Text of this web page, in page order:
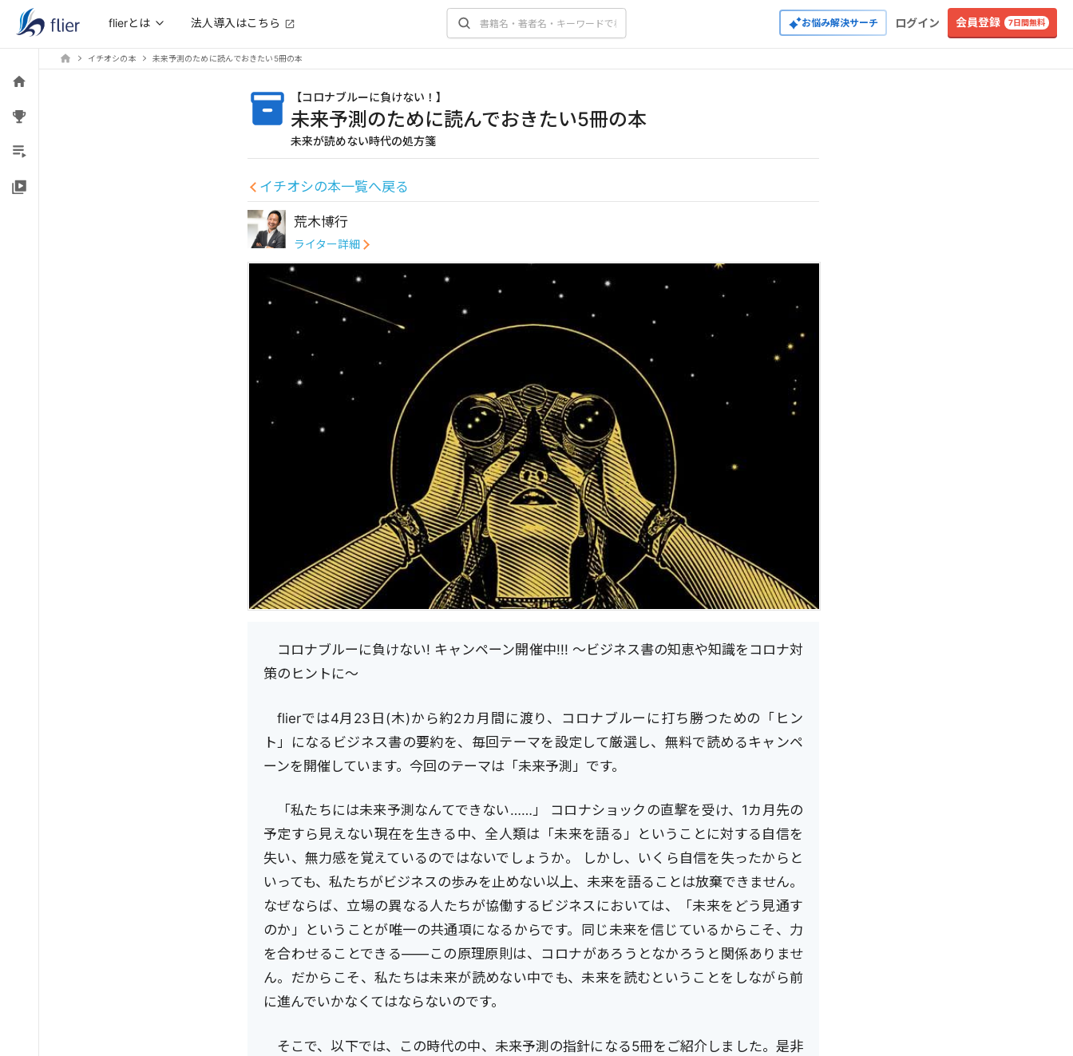
flierとは 法人導入はこちら お悩み解決サーチ ログイン 会員登録 7日間無料
イチオシの本 未来予測のために読んでおきたい5冊の本
【コロナブルーに負けない！ 】
未来予測のために読んでおきたい5冊の本
未来が読めない時代の処方箋
イチオシの本一覧へ戻る
荒木博行
ライター詳細
コロナブルーに負けない! キャンペーン開催中!!! 〜ビジネス書の知恵や知識をコロナ対
策のヒントに〜
flierでは4月23日(木)から約2カ月間に渡り、コロナブルーに打ち勝つための「ヒン
ト」になるビジネス書の要約を、毎回テーマを設定して厳選し、無料で読めるキャンペ
ーンを開催しています。今回のテーマは「未来予測」です。
「私たちには未来予測なんてできない……」 コロナショックの直撃を受け、1カ月先の
予定すら見えない現在を生きる中、全人類は「未来を語る」ということに対する自信を
失い、無力感を覚えているのではないでしょうか。 しかし、いくら自信を失ったからと
いっても、私たちがビジネスの歩みを止めない以上、未来を語ることは放棄できません。
なぜならば、立場の異なる人たちが協働するビジネスにおいては、「未来をどう見通す
のか」ということが唯一の共通項になるからです。同じ未来を信じているからこそ、力
を合わせることできる――この原理原則は、コロナがあろうとなかろうと関係ありませ
ん。だからこそ、私たちは未来が読めない中でも、未来を読むということをしながら前
に進んでいかなくてはならないのです。
そこで、以下では、この時代の中、未来予測の指針になる5冊をご紹介しました。是非